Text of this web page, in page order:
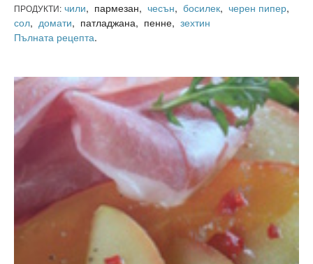
ПРОДУКТИ: чили, пармезан, чесън, босилек, черен пипер,
сол, домати, патладжана, пенне, зехтин
Пълната рецепта.